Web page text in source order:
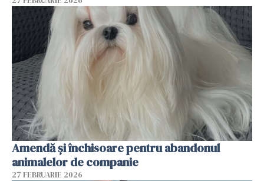
Amendă și închisoare pentru abandonul
animalelor de companie
27 FEBRUARIE 2026